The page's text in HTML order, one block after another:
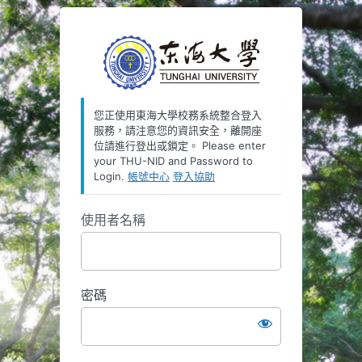
https://
您正使用東海大學校務系統整合登入
服務，請注意您的資訊安全，離開座
位請進行登出或鎖定。 Please enter
your THU-NID and Password to
Login. 帳號中心 登入協助
使用者名稱
密碼